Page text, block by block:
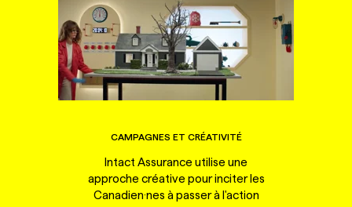
CAMPAGNES ET CRÉATIVITÉ
Intact Assurance utilise une
approche créative pour inciter les
Canadien·nes à passer à l'action